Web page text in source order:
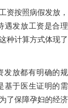
资按照病假发放，
遇发放工资是合理
种计算方式体现了
发放都有明确的规
基于医生证明的需
了保障孕妇的经济